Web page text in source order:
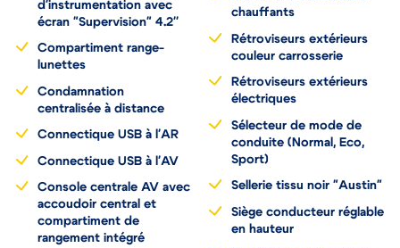
d'instrumentation avec
écran "Supervision" 4.2''
Compartiment range-
lunettes
Condamnation
centralisée à distance
Connectique USB à l'AR
Connectique USB à l'AV
Console centrale AV avec
accoudoir central et
compartiment de
rangement intégré
chauffants
Rétroviseurs extérieurs
couleur carrosserie
Rétroviseurs extérieurs
électriques
Sélecteur de mode de
conduite (Normal, Eco,
Sport)
Sellerie tissu noir "Austin"
Siège conducteur réglable
en hauteur